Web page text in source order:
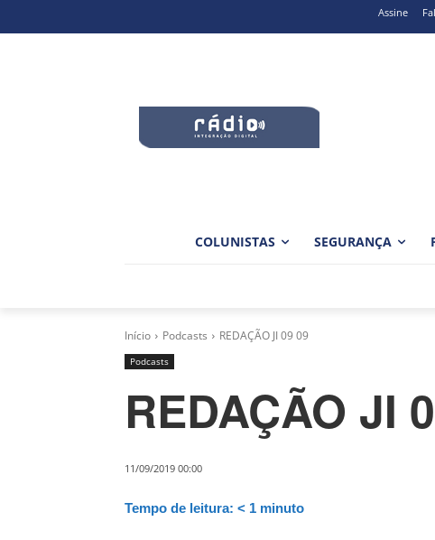
Assine
COLUNISTAS SEGURANÇA
Início Podcasts REDAÇÃO JI 09 09
Podcasts
REDAÇÃO JI
11/09/2019 00:00
Tempo de leitura: < 1 minuto